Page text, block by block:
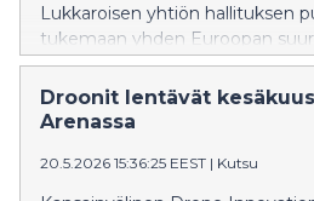
Lukkaroisen yhtiön hallituksen
tukemaan yhden Euroopan
metaanihankkeen etenemistä
vuoden kokemuksellaan
pääomavaltaisten
FREIJAn strategista osaamista
Droonit lentävät
Arenassa
20.5.2026 15:36:25 EEST | Kutsu